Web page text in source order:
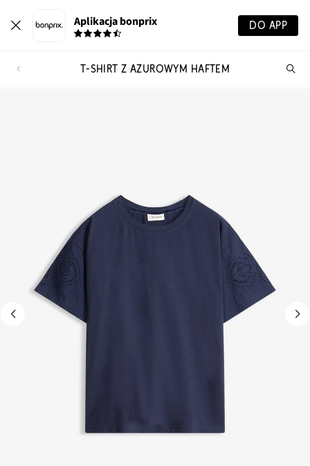
Aplikacja bonprix DO APP
T-SHIRT Z AŻUROWYM HAFTEM